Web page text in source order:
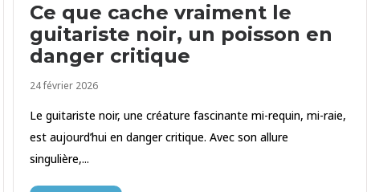
Ce que cache vraiment le
guitariste noir, un poisson en
danger critique
24 février 2026
Le guitariste noir, une créature fascinante mi-requin, mi-raie,
est aujourd’hui en danger critique. Avec son allure
singulière,...